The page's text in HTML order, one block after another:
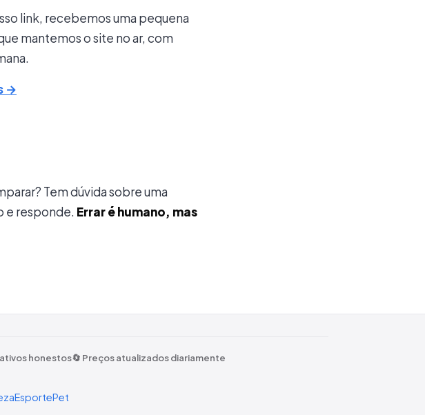
link, recebemos uma pequena
mantemos o site no ar, com
→
Tem dúvida sobre uma
e responde. Errar é humano, mas
honestos🔄 Preços atualizados diariamente
EsportePet